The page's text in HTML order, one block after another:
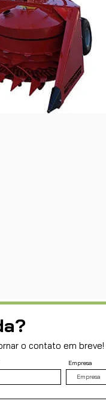
o contato em breve!
Empresa